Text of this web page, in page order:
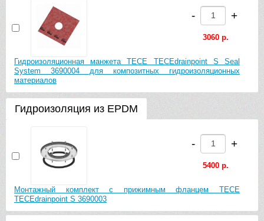
Декоративная решетка с монтажным элементом TECE
TECEdrainpoint S 150 3660004 в стальной рамке
Декоративная решетка с монтажным элементом TECE
TECEdrainpoint S 150 3660010 в стальной рамке, с
10620 р.
Декоративная решетка с монтажным элементом TECE
TECEdrainpoint S 100 quadratum 3660007 в стальной рамке
Гидроизоляционная манжета TECE TECEdrainpoint S Seal
System 3690004 для композитных гидроизоляционных
материалов
- +
3060 р.
Гидроизоляция из EPDM
Монтажный комплект с прижимным фланцем TECE
TECEdrainpoint S 3690003
- +
5400 р.